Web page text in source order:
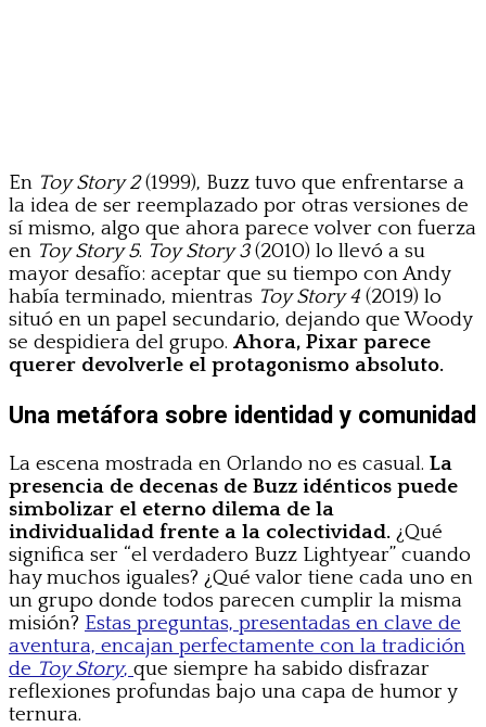
En Toy Story 2(1999), Buzz tuvo que enfrentarse a
la idea de ser reemplazado por otras versiones de
sí mismo, algo que ahora parece volver con fuerza
en Toy Story 5. Toy Story 3(2010) lo llevó a su
mayor desafío: aceptar que su tiempo con Andy
había terminado, mientras Toy Story 4(2019) lo
situó en un papel secundario, dejando que Woody
se despidiera del grupo. Ahora, Pixar parece
querer devolverle el protagonismo absoluto.
Una metáfora sobre identidad y comunidad
La escena mostrada en Orlando no es casual. La
presencia de decenas de Buzz idénticos puede
simbolizar el eterno dilema de la
individualidad frente a la colectividad. ¿Qué
significa ser “el verdadero Buzz Lightyear” cuando
hay muchos iguales? ¿Qué valor tiene cada uno en
un grupo donde todos parecen cumplir la misma
misión? Estas preguntas, presentadas en clave de
aventura, encajan perfectamente con la tradición
de Toy Story, que siempre ha sabido disfrazar
reflexiones profundas bajo una capa de humor y
ternura.